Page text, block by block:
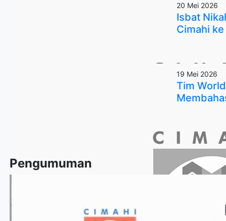
20 Mei 2026
Isbat
Cimahi
19 Mei 2026
Tim
Pengumuman